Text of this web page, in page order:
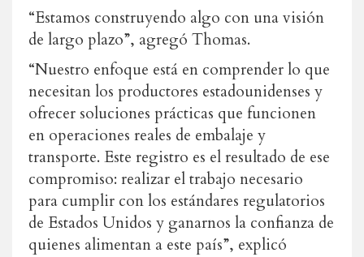
“Estamos construyendo algo con una visión
de largo plazo”, agregó Thomas.
“Nuestro enfoque está en comprender lo que
necesitan los productores estadounidenses y
ofrecer soluciones prácticas que funcionen
en operaciones reales de embalaje y
transporte. Este registro es el resultado de ese
compromiso: realizar el trabajo necesario
para cumplir con los estándares regulatorios
de Estados Unidos y ganarnos la confianza de
quienes alimentan a este país”, explicó